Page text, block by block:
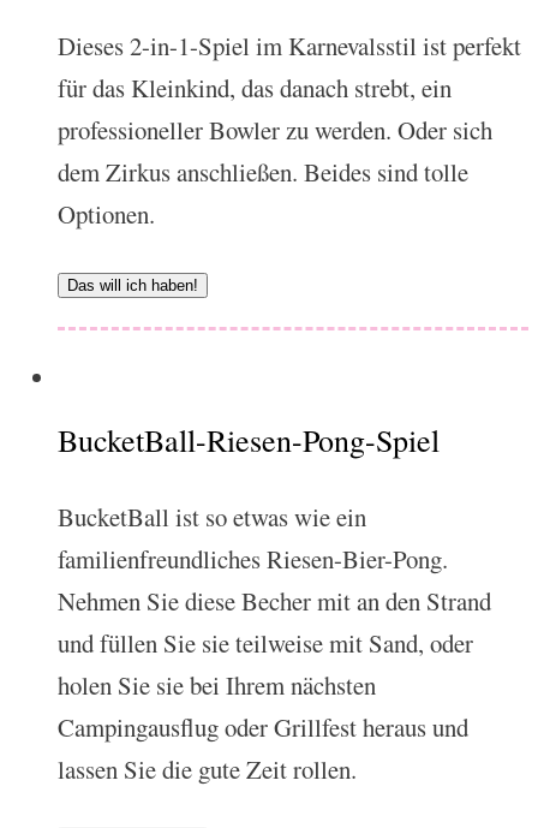
Dieses 2-in-1-Spiel im Karnevalsstil ist perfekt
für das Kleinkind, das danach strebt, ein
professioneller Bowler zu werden. Oder sich
dem Zirkus anschließen. Beides sind tolle
Optionen.
Das will ich haben!
BucketBall-Riesen-Pong-Spiel
BucketBall ist so etwas wie ein
familienfreundliches Riesen-Bier-Pong.
Nehmen Sie diese Becher mit an den Strand
und füllen Sie sie teilweise mit Sand, oder
holen Sie sie bei Ihrem nächsten
Campingausflug oder Grillfest heraus und
lassen Sie die gute Zeit rollen.